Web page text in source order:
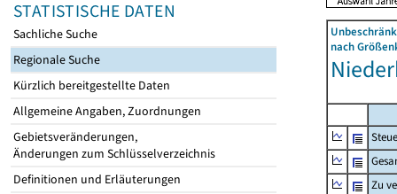
STATISTISCHE DATEN
Sachliche Suche
Regionale Suche
Kürzlich bereitgestellte Daten
Allgemeine Angaben, Zuordnungen
Gebietsveränderungen,
Änderungen zum Schlüsselverzeichnis
Definitionen und Erläuterungen
nach
Zu